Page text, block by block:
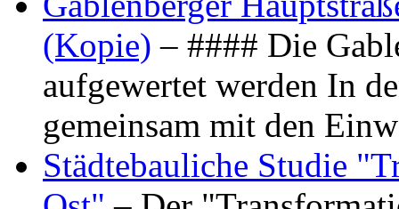
(Kopie) – #### Die
aufgewertet werden In
gemeinsam mit den
Städtebauliche Studie